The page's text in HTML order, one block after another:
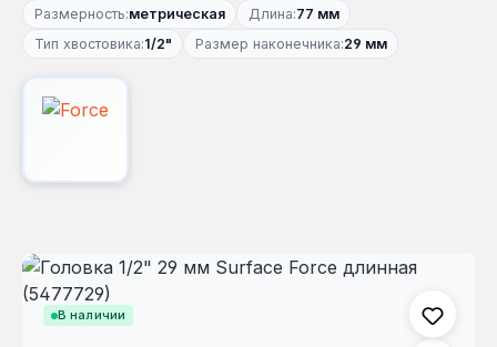
Размерность:метрическая Длина:77 мм
Тип хвостовика:1/2" Размер наконечника:29 мм
В наличии
Пропустить галерею изображений